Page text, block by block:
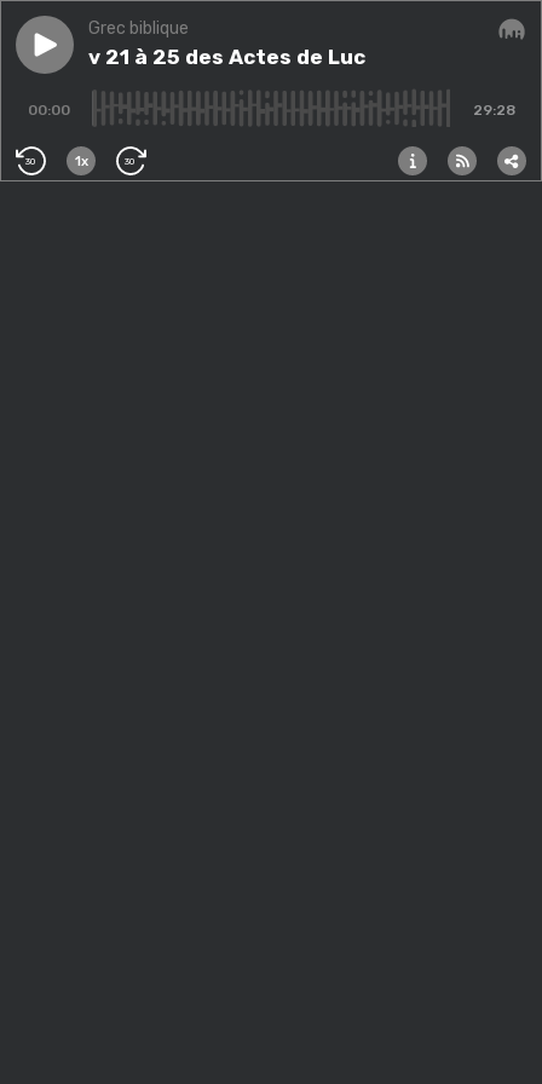
Play episodev 21 à 25 des Actes de Luc
Grec biblique
v 21 à 25 des Actes de Luc
00:00 29:28
30 1x 30